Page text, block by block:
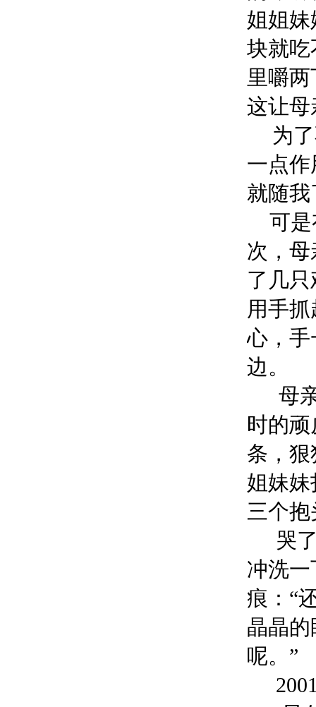
姐姐
块就吃
里嚼
这让母
为
一点
就随
可
次，
了几
用手
心，手
边。
母
时的
条，狠
姐妹
三个
哭
冲洗
痕：“
晶晶的
呢。”